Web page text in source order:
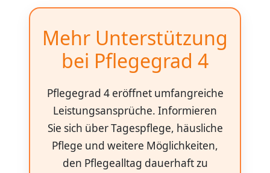
Mehr Unterstützung
bei Pflegegrad 4
Pflegegrad 4 eröffnet umfangreiche
Leistungsansprüche. Informieren
Sie sich über Tagespflege, häusliche
Pflege und weitere Möglichkeiten,
den Pflegealltag dauerhaft zu